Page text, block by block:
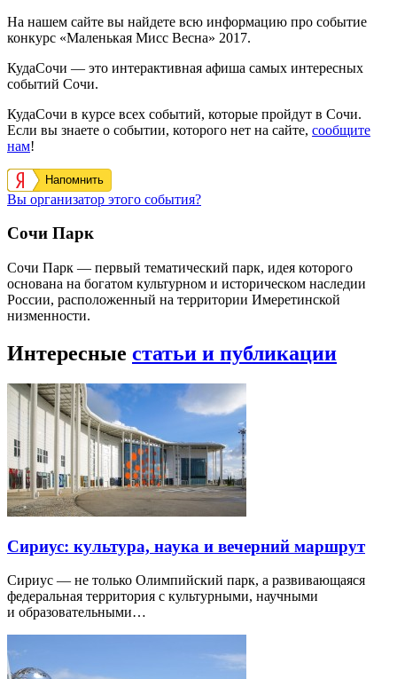
На нашем сайте вы найдете всю информацию про событие
конкурс «Маленькая Мисс Весна» 2017.
КудаСочи — это интерактивная афиша самых интересных
событий Сочи.
КудаСочи в курсе всех событий, которые пройдут в Сочи.
Если вы знаете о событии, которого нет на сайте, сообщите
нам!
Напомнить
Вы организатор этого события?
Сочи Парк
Сочи Парк — первый тематический парк, идея которого
основана на богатом культурном и историческом наследии
России, расположенный на территории Имеретинской
низменности.
Интересные статьи и публикации
Сириус: культура, наука и вечерний маршрут
Сириус — не только Олимпийский парк, а развивающаяся
федеральная территория с культурными, научными
и образовательными…